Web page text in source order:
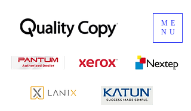
ME
NU